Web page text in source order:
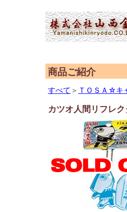
商品ご紹介
すべて ＞ ＴＯＳＡ☆キ
カツオ人間リフレ